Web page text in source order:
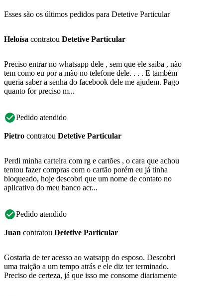
Esses são os últimos pedidos para Detetive Particular
Heloísa contratou Detetive Particular
Preciso entrar no whatsapp dele , sem que ele saiba , não
tem como eu por a mão no telefone dele. . . . E também
queria saber a senha do facebook dele me ajudem. Pago
quanto for preciso m...
Pedido atendido
Pietro contratou Detetive Particular
Perdi minha carteira com rg e cartões , o cara que achou
tentou fazer compras com o cartão porém eu já tinha
bloqueado, hoje descobri que um nome de contato no
aplicativo do meu banco acr...
Pedido atendido
Juan contratou Detetive Particular
Gostaria de ter acesso ao watsapp do esposo. Descobri
uma traição a um tempo atrás e ele diz ter terminado.
Preciso de certeza, já que isso me consome diariamente